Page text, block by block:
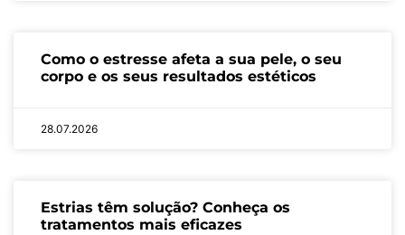
Como o estresse afeta a sua pele, o seu
corpo e os seus resultados estéticos
28.07.2026
Estrias têm solução? Conheça os
tratamentos mais eficazes